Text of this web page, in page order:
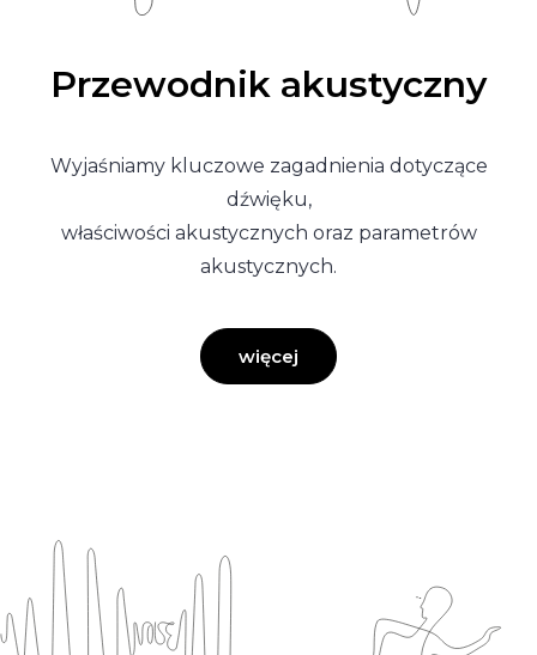
Przewodnik akustyczny
Wyjaśniamy kluczowe zagadnienia dotyczące
dźwięku,
właściwości akustycznych oraz parametrów
akustycznych.
więcej